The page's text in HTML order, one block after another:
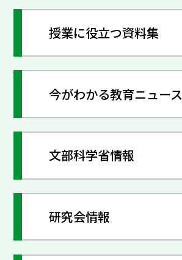
授業に役立つ資料集
今がわかる教育ニュース
文部科学省情報
研究会情報